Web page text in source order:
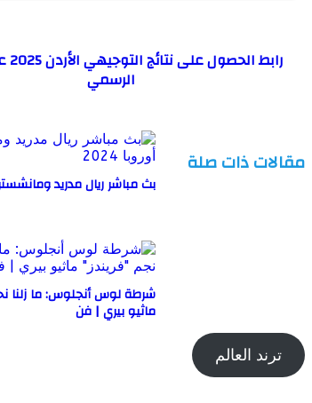
الرسمي
مقالات ذات صلة
بث مباشر ريال مدريد
شرطة لوس أنجلوس: ما زلنا
ماثيو بيري | فن
ترند العالم